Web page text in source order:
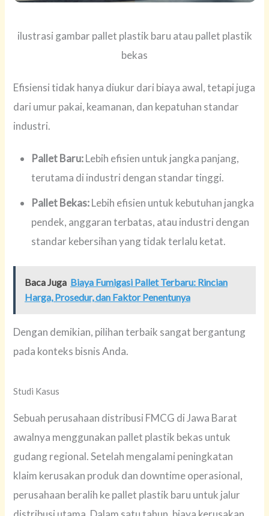
ilustrasi gambar pallet plastik baru atau pallet plastik
bekas
Efisiensi tidak hanya diukur dari biaya awal, tetapi juga
dari umur pakai, keamanan, dan kepatuhan standar
industri.
Pallet Baru:Lebih efisien untuk jangka panjang,
terutama di industri dengan standar tinggi.
Pallet Bekas:Lebih efisien untuk kebutuhan jangka
pendek, anggaran terbatas, atau industri dengan
standar kebersihan yang tidak terlalu ketat.
Baca Juga Biaya Fumigasi Pallet Terbaru: Rincian
Harga, Prosedur, dan Faktor Penentunya
Dengan demikian, pilihan terbaik sangat bergantung
pada konteks bisnis Anda.
Studi Kasus
Sebuah perusahaan distribusi FMCG di Jawa Barat
awalnya menggunakan pallet plastik bekas untuk
gudang regional. Setelah mengalami peningkatan
klaim kerusakan produk dan downtime operasional,
perusahaan beralih ke pallet plastik baru untuk jalur